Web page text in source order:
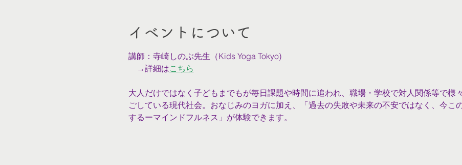
イベントについて
講師：寺崎しのぶ先生（Kids Yoga Tokyo)
→詳細はこちら
大人だけではなく子どもまでもが毎日課題や時間に追われ、職場・学校で対人関係等で様
ごしている現代社会。おなじみのヨガに加え、「過去の失敗や未来の不安ではなく、今こ
するーマインドフルネス」が体験できます。